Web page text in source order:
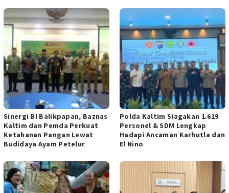
Sinergi BI Balikpapan, Baznas
Kaltim dan Pemda Perkuat
Ketahanan Pangan Lewat
Budidaya Ayam Petelur
Polda Kaltim Siagakan 1.619
Personel & SDM Lengkap
Hadapi Ancaman Karhutla dan
El Nino